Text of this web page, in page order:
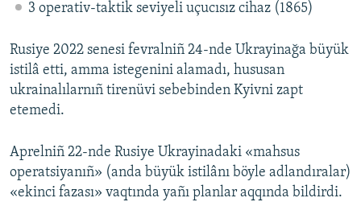
3 operativ-taktik seviyeli uçucısız cihaz (1865)
Rusiye 2022 senesi fevralniñ 24-nde Ukrayinağa büyük
istilâ etti, amma istegenini alamadı, hususan
ukrainalılarnıñ tirenüvi sebebinden Kyivni zapt
etemedi.
Aprelniñ 22-nde Rusiye Ukrayinadaki «mahsus
operatsiyanıñ» (anda büyük istilânı böyle adlandıralar)
«ekinci fazası» vaqtında yañı planlar aqqında bildirdi.